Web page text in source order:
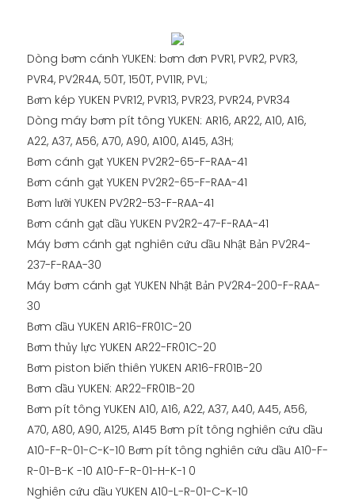
Dòng bơm cánh YUKEN: bơm đơn PVR1, PVR2, PVR3,
PVR4, PV2R4A, 50T, 150T, PV11R, PVL;
Bơm kép YUKEN PVR12, PVR13, PVR23, PVR24, PVR34
Dòng máy bơm pít tông YUKEN: AR16, AR22, A10, A16,
A22, A37, A56, A70, A90, A100, A145, A3H;
Bơm cánh gạt YUKEN PV2R2-65-F-RAA-41
Bơm cánh gạt YUKEN PV2R2-65-F-RAA-41
Bơm lưỡi YUKEN PV2R2-53-F-RAA-41
Bơm cánh gạt dầu YUKEN PV2R2-47-F-RAA-41
Máy bơm cánh gạt nghiên cứu dầu Nhật Bản PV2R4-
237-F-RAA-30
Máy bơm cánh gạt YUKEN Nhật Bản PV2R4-200-F-RAA-
30
Bơm dầu YUKEN AR16-FR01C-20
Bơm thủy lực YUKEN AR22-FR01C-20
Bơm piston biến thiên YUKEN AR16-FR01B-20
Bơm dầu YUKEN: AR22-FR01B-20
Bơm pít tông YUKEN A10, A16, A22, A37, A40, A45, A56,
A70, A80, A90, A125, A145 Bơm pít tông nghiên cứu dầu
A10-F-R-01-C-K-10 Bơm pít tông nghiên cứu dầu A10-F-
R-01-B-K -10 A10-F-R-01-H-K-1 0
Nghiên cứu dầu YUKEN A10-L-R-01-C-K-10